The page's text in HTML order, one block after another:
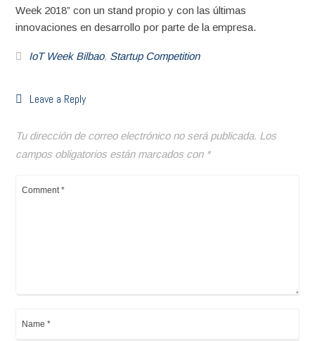
Week 2018” con un stand propio y con las últimas
innovaciones en desarrollo por parte de la empresa.
IoT Week Bilbao, Startup Competition
Leave a Reply
Tu dirección de correo electrónico no será publicada. Los
campos obligatorios están marcados con *